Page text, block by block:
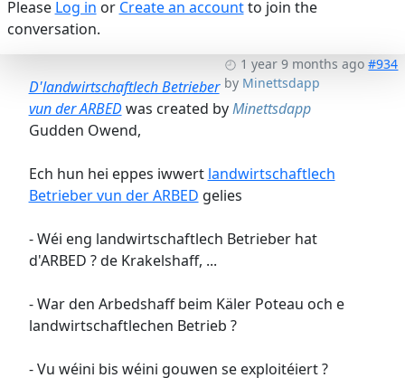
Please Log in or Create an accountto join the
conversation.
1 year 9 months ago #934
by Minettsdapp
D'landwirtschaftlech Betrieber
vun der ARBEDwas created byMinettsdapp
Gudden Owend,
Ech hun hei eppes iwwert landwirtschaftlech
Betrieber vun der ARBED gelies
- Wéi eng landwirtschaftlech Betrieber hat
d'ARBED ? de Krakelshaff, ...
- War den Arbedshaff beim Käler Poteau och e
landwirtschaftlechen Betrieb ?
- Vu wéini bis wéini gouwen se exploitéiert ?